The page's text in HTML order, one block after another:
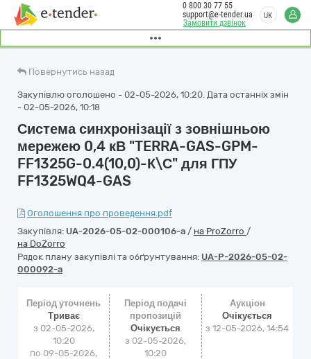
Замовити дзвінок
0 800 30 77 55
support@e-tender.ua
UK
Повернутись назад
Закупівлю оголошено - 02-05-2026, 10:20. Дата останніх змін
- 02-05-2026, 10:18
Система синхронізації з зовнішньою
мережею 0,4 кВ "TERRA-GAS-GPM-
FF1325G-0.4(10,0)-К\С" для ГПУ
FF1325WQ4-GAS
Оголошення про проведення.pdf
Закупівля: UA-2026-05-02-000106-a / на ProZorro /
на DoZorro
Рядок плану закупівлі та обґрунтування: UA-P-2026-05-02-
000092-a
Період уточнень
Триває
з 02-05-2026,
10:20
по 09-05-2026,
Період подачі
пропозицій
Очікується
з 02-05-2026,
10:20
Аукціон
Очікується
з12-05-2026, 14:54